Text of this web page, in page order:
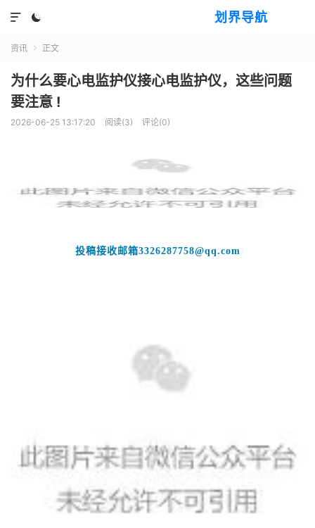
划界导航


资讯  正文
为什么要心电监护仪接心电监护仪，这些问题
要注意 !
2026-06-25 13:17:20 阅读(3) 评论(0)
投稿接收邮箱3326287758@qq.com